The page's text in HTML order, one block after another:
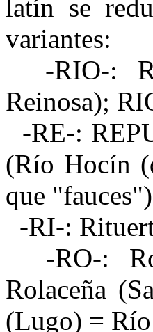
latín se
variantes:
-RIO-:
Reinosa);
-RE-:
(Río Hocín
que
-RI-:
-RO-:
Rolaceña
(Lugo) =